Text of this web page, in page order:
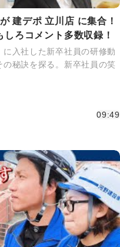
建デポ 立川店 に集合！
ろコメント多数収録！
入社した新卒社員の研修動
秘訣を探る。新卒社員の笑
09:49